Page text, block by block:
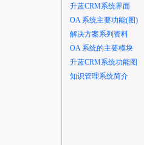
升蓝CRM系统界面
OA 系统主要功能(图)
解决方案系列资料
OA 系统的主要模块
升蓝CRM系统功能图
知识管理系统简介